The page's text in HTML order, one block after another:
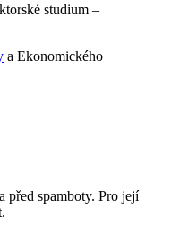
studium –
a Ekonomického
před spamboty. Pro její